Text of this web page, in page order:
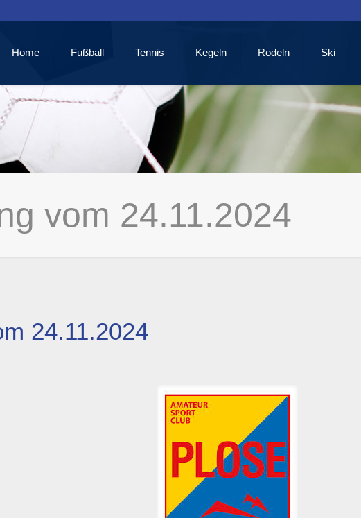
Home Fußball Tennis Kegeln Rodeln Ski
vom 24.11.2024
24.11.2024